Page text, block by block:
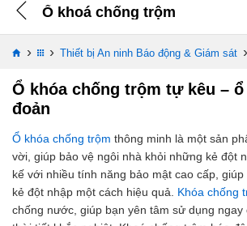
Ổ khoá chống trộm
› › Thiết bị An ninh Báo động & Giám sát ›
Ổ khóa chống trộm tự kêu –
đoản
Ổ khóa chống trộm thông minh là một sản
vời, giúp bảo vệ ngôi nhà khỏi những kẻ đột
kế với nhiều tính năng bảo mật cao cấp,
kẻ đột nhập một cách hiệu quả. Khóa chống
chống nước, giúp bạn yên tâm sử dụng ngay